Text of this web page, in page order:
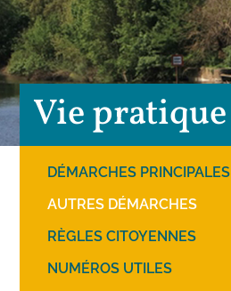
Vie pratique
DÉMARCHES PRINCIPALES
AUTRES DÉMARCHES
RÈGLES CITOYENNES
NUMÉROS UTILES